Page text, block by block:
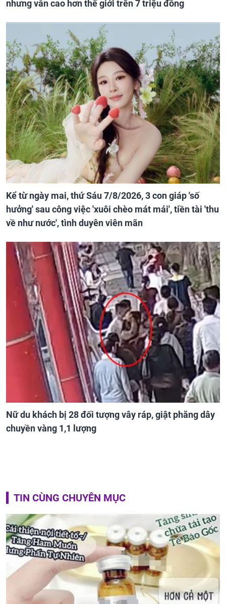
nhưng vẫn cao hơn thế giới trên 7 triệu đồng
Kể từ ngày mai, thứ Sáu 7/8/2026, 3 con giáp 'số
hưởng' sau công việc 'xuôi chèo mát mái', tiền tài 'thu
về như nước', tình duyên viên mãn
Nữ du khách bị 28 đối tượng vây ráp, giật phăng dây
chuyền vàng 1,1 lượng
TIN CÙNG CHUYÊN MỤC